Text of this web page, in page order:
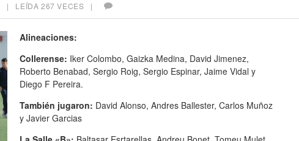
| LEÍDA 267 VECES |
Alineaciones:
Collerense: Iker Colombo, Gaizka Medina, David Jimenez,
Roberto Benabad, Sergio Roig, Sergio Espinar, Jaime Vidal y
Diego F Pereira.
También jugaron: David Alonso, Andres Ballester, Carlos Muñoz
y Javier Garcias